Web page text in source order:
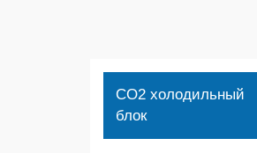
CO2 холодильный
блок